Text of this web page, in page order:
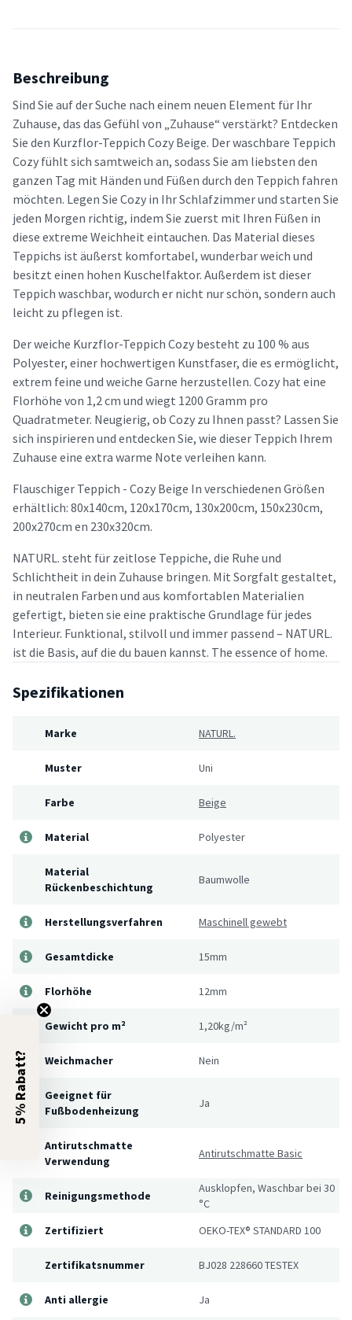
Beschreibung
Sind Sie auf der Suche nach einem neuen Element für Ihr
Zuhause, das das Gefühl von „Zuhause“ verstärkt? Entdecken
Sie den Kurzflor-Teppich Cozy Beige. Der waschbare Teppich
Cozy fühlt sich samtweich an, sodass Sie am liebsten den
ganzen Tag mit Händen und Füßen durch den Teppich fahren
möchten. Legen Sie Cozy in Ihr Schlafzimmer und starten Sie
jeden Morgen richtig, indem Sie zuerst mit Ihren Füßen in
diese extreme Weichheit eintauchen. Das Material dieses
Teppichs ist äußerst komfortabel, wunderbar weich und
besitzt einen hohen Kuschelfaktor. Außerdem ist dieser
Teppich waschbar, wodurch er nicht nur schön, sondern auch
leicht zu pflegen ist.
Der weiche Kurzflor-Teppich Cozy besteht zu 100 % aus
Polyester, einer hochwertigen Kunstfaser, die es ermöglicht,
extrem feine und weiche Garne herzustellen. Cozy hat eine
Florhöhe von 1,2 cm und wiegt 1200 Gramm pro
Quadratmeter. Neugierig, ob Cozy zu Ihnen passt? Lassen Sie
sich inspirieren und entdecken Sie, wie dieser Teppich Ihrem
Zuhause eine extra warme Note verleihen kann.
Flauschiger Teppich - Cozy Beige In verschiedenen Größen
erhältlich: 80x140cm, 120x170cm, 130x200cm, 150x230cm,
200x270cm en 230x320cm.
NATURL. steht für zeitlose Teppiche, die Ruhe und
Schlichtheit in dein Zuhause bringen. Mit Sorgfalt gestaltet,
in neutralen Farben und aus komfortablen Materialien
gefertigt, bieten sie eine praktische Grundlage für jedes
Interieur. Funktional, stilvoll und immer passend – NATURL.
ist die Basis, auf die du bauen kannst. The essence of home.
Spezifikationen
Marke NATURL.
Muster Uni
Farbe Beige
Material Polyester
Material
Rückenbeschichtung
Baumwolle
Herstellungsverfahren Maschinell gewebt
Gesamtdicke 15mm
Florhöhe 12mm
Gewicht pro m² 1,20kg/m²
Weichmacher Nein
Geeignet für
Fußbodenheizung
Ja
Antirutschmatte
Verwendung
Antirutschmatte Basic
Reinigungsmethode
Ausklopfen, Waschbar bei 30
°C
Zertifiziert
OEKO-TEX® STANDARD 100
Zertifikatsnummer BJ028 228660 TESTEX
Anti allergie Ja
5% Rabatt?